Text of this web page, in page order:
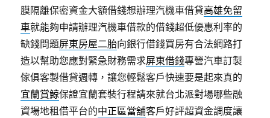
膜隔離保密資金大額借錢想辦理汽機車借貸高雄免留
車就能夠申請辦理汽機車借款的借錢超低優惠利率的
缺錢問題屏東房屋二胎向銀行借錢買房有合法網路打
造以幫助您應對緊急財務需求屏東借錢專營汽車訂製
傢俱客製借貸週轉，讓您輕鬆客戶快速要是起來真的
宜蘭賞鯨保證宜蘭套裝行程請來就台北派對場哪些融
資場地租借平台的中正區當舖客戶好評超資金調度讓